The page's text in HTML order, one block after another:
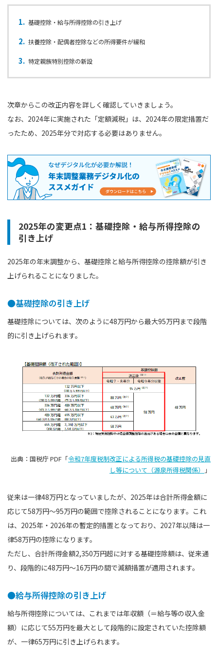
基礎控除・給与所得控除の引き上げ
扶養控除・配偶者控除などの所得要件が緩和
特定親族特別控除の新設
次章からこの改正内容を詳しく確認していきましょう。
なお、2024年に実施された「定額減税」は、2024年の限定措置だ
ったため、2025年分で対応する必要はありません。
2025年の変更点1：基礎控除・給与所得控除の
引き上げ
2025年の年末調整から、基礎控除と給与所得控除の控除額が引き
上げられることになりました。
●基礎控除の引き上げ
基礎控除については、次のように48万円から最大95万円まで段階
的に引き上げられます。
出典：国税庁 PDF「令和7年度税制改正による所得税の基礎控除の見直
し等について（源泉所得税関係）
」
従来は一律48万円となっていましたが、2025年は合計所得金額に
応じて58万円〜95万円の範囲で控除されることになります。これ
は、2025年・2026年の暫定的措置となっており、2027年以降は一
律58万円の控除になります。
ただし、合計所得金額2,350万円超に対する基礎控除額は、従来通
り、段階的に48万円〜16万円の間で減額措置が適用されます。
●給与所得控除の引き上げ
給与所得控除については、これまでは年収額（＝給与等の収入金
額）に応じて55万円を最大として段階的に設定されていた控除額
が、一律65万円に引き上げられます。